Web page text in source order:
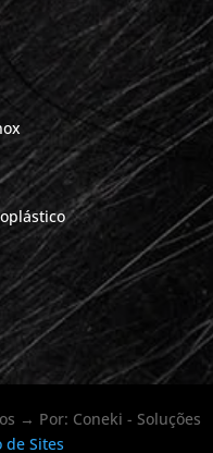
→ Por: Coneki - Soluções
de Sites